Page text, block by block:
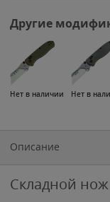
Другие
Нет в наличии Нет в
Описание
Складной